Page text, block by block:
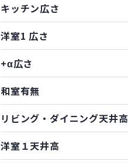
キッチン広さ
洋室1 広さ
+α広さ
和室有無
リビング・ダイニング天井高
洋室１天井高